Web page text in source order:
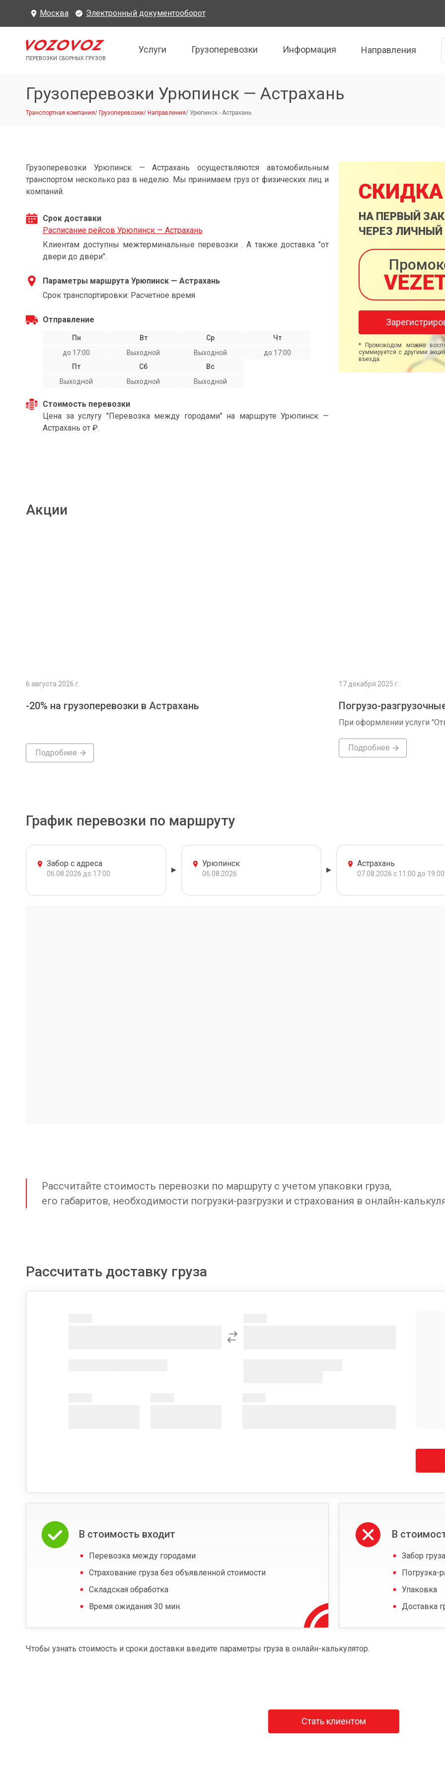
Москва Электронный документооборот
ПЕРЕВОЗКИ СБОРНЫХ ГРУЗОВ
Услуги Грузоперевозки Информация Направления
Грузоперевозки Урюпинск — Астрахань
Транспортная компания/ Грузоперевозки/ Направления/ Урюпинск - Астрахань
Грузоперевозки Урюпинск — Астрахань осуществляются автомобильным
транспортом несколько раз в неделю. Мы принимаем груз от физических лиц и
компаний.
Срок доставки
Расписание рейсов Урюпинск — Астрахань
Клиентам доступны межтерминальные перевозки . А также доставка "от
двери до двери".
Параметры маршрута Урюпинск — Астрахань
Срок транспортировки: Расчетное время
Отправление
Пн
до 17:00
Вт
Выходной
Ср
Выходной
Чт
до 17:00
Пт
Выходной
Сб
Выходной
Вс
Выходной
Стоимость перевозки
Цена за услугу "Перевозка между городами" на маршруте Урюпинск —
Астрахань от ₽.
СКИДКА
НА ПЕРВЫЙ
ЧЕРЕЗ ЛИЧНЫЙ
* Промокодом можно
суммируется с другими
въезда.
Акции
6 августа 2026 г.
-20% на грузоперевозки в Астрахань
Подробнее
17 декабря 2025 г.
Погрузо-
При оформлении услуги
Подробнее
График перевозки по маршруту
Забор с адреса
06.08.2026 до 17:00
Урюпинск
06.08.2026
Астрахань
07.08.2026 с 11:00 до 19:00
Рассчитайте стоимость перевозки по маршруту с учетом упаковки груза,
его габаритов, необходимости погрузки-разгрузки и страхования в онлайн-
Рассчитать доставку груза
В стоимость входит
Перевозка между городами
Страхование груза без объявленной стоимости
Складская обработка
Время ожидания 30 мин.
В
Забор
Погрузка-
Упаковка
Доставка
Чтобы узнать стоимость и сроки доставки введите параметры груза в онлайн-калькулятор.
Стать клиентом